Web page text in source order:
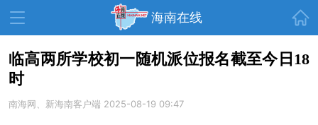
海南在线
资讯中心
临高两所学校初一随机派位报名截至今日18
时
南海网、新海南客户端 2025-08-19 09:47